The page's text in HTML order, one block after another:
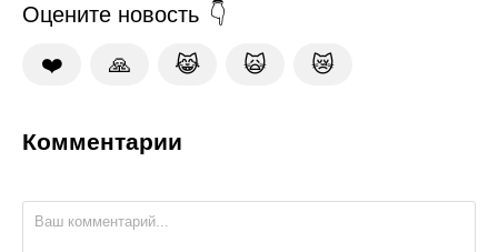
Оцените новость
❤️ 🙏 😹 🙀 😿
Комментарии